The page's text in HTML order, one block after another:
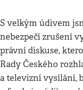
S velkým údivem
nebezpečí zrušení
právní diskuse,
Rady Českého
a televizní vysílání,